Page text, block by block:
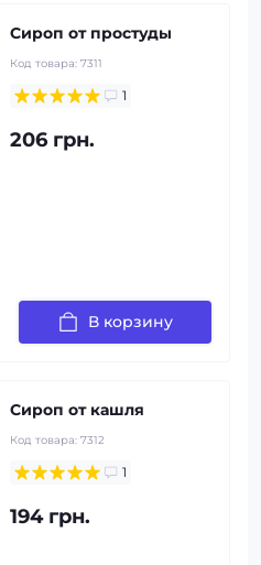
Сироп от простуды
Код товара: 7311
1
206 грн.
В корзину
Сироп от кашля
Код товара: 7312
1
194 грн.